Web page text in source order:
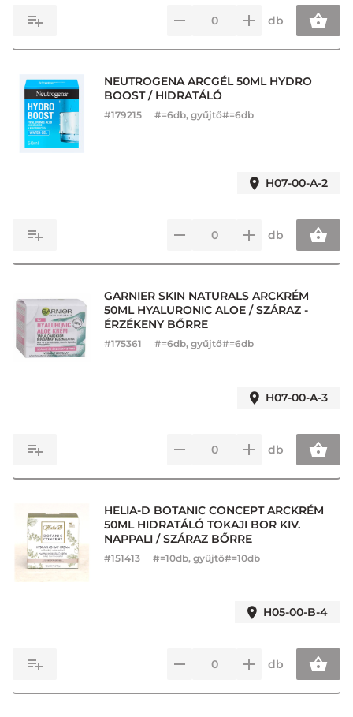
db
NEUTROGENA ARCGÉL 50ML HYDRO
BOOST / HIDRATÁLÓ
#179215 #=6db, gyűjtő#=6db
H07-00-A-2
db
GARNIER SKIN NATURALS ARCKRÉM
50ML HYALURONIC ALOE / SZÁRAZ -
ÉRZÉKENY BŐRRE
#175361 #=6db, gyűjtő#=6db
H07-00-A-3
db
HELIA-D BOTANIC CONCEPT ARCKRÉM
50ML HIDRATÁLÓ TOKAJI BOR KIV.
NAPPALI / SZÁRAZ BŐRRE
#151413 #=10db, gyűjtő#=10db
H05-00-B-4
db